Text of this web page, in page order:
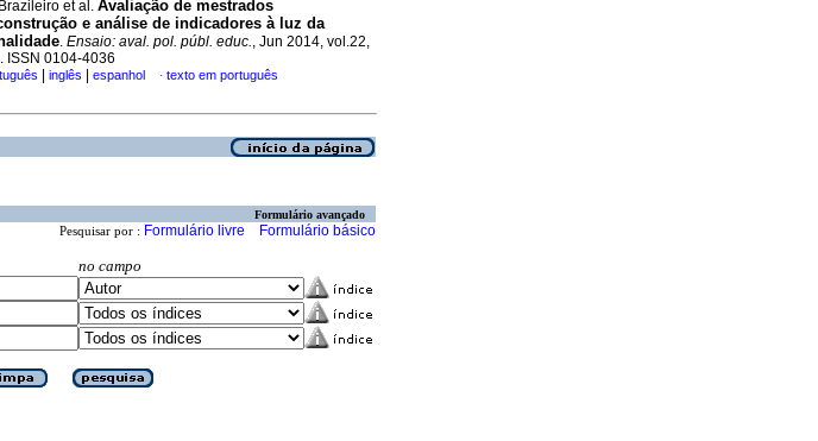
et al. Avaliação de mestrados
e análise de indicadores à luz da
. Ensaio: aval. pol. públ. educ., Jun 2014, vol.22,
ISSN 0104-4036
inglês espanhol · texto em português
Formulário avançado
Pesquisar por : Formulário livre Formulário básico
no campo